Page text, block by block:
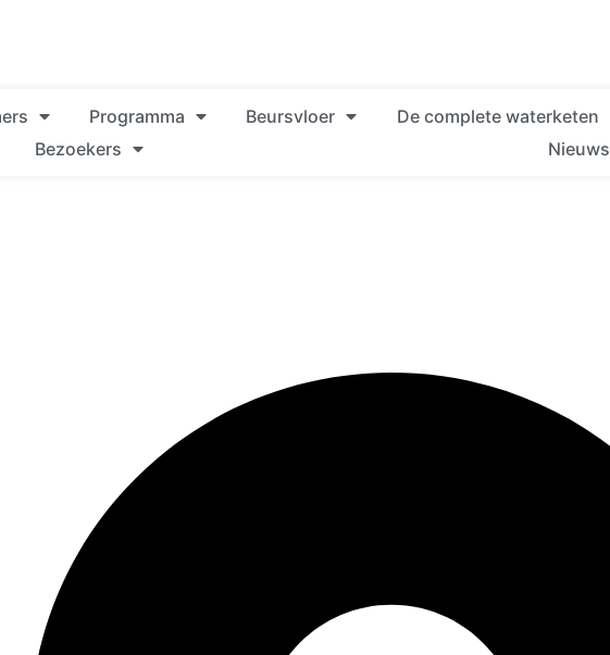
Programma Beursvloer De complete waterketen
Bezoekers
Nieuws